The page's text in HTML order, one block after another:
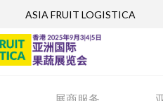
ASIA FRUIT LOGISTICA